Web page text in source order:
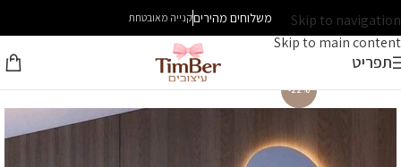
Skip to navigation
Skip to main content
משלוחים מהיריםקנייה מאובטחת
תפריט
-22%